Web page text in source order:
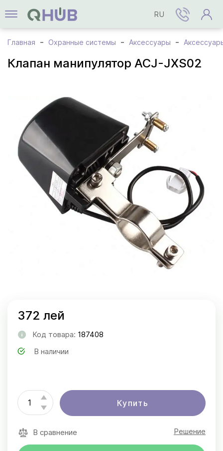
RU
Главная Охранные системы Аксессуары
Клапан манипулятор ACJ-JXS02
372 лей
Код товара: 187408
В наличии
Купить
В сравнение Решение